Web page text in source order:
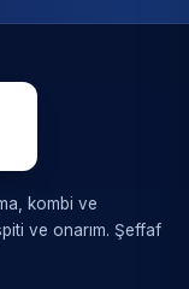
kombi ve
ve onarım. Şeffaf